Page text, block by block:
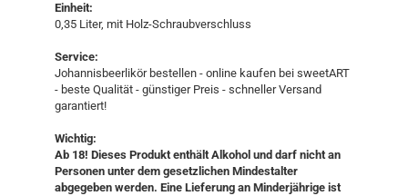
Einheit:
0,35 Liter, mit Holz-Schraubverschluss
Service:
Johannisbeerlikör bestellen - online kaufen bei sweetART
- beste Qualität - günstiger Preis - schneller Versand
garantiert!​​
Wichtig:
Ab 18! Dieses Produkt enthält Alkohol und darf nicht an
Personen unter dem gesetzlichen Mindestalter
abgegeben werden. Eine Lieferung an Minderjährige ist